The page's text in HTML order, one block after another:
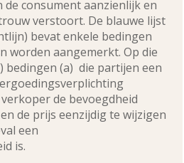
consument aanzienlijk en
verstoort. De blauwe lijst
bevat enkele bedingen
worden aangemerkt. Op die
bedingen (a) die partijen een
de bevoegdheid
de prijs eenzijdig te wijzigen
een
is.